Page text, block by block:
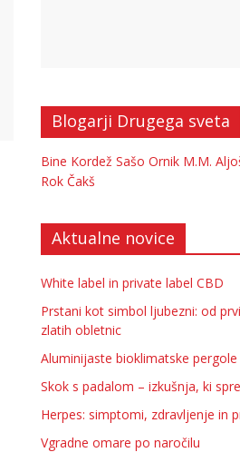
Blogarji Drugega sveta
Bine Kordež Sašo Ornik M.M.
Rok Čakš
Aktualne novice
White label in private label CBD
Prstani kot simbol ljubezni: od
zlatih obletnic
Aluminijaste bioklimatske pergole
Skok s padalom – izkušnja, ki
Herpes: simptomi, zdravljenje in
Vgradne omare po naročilu